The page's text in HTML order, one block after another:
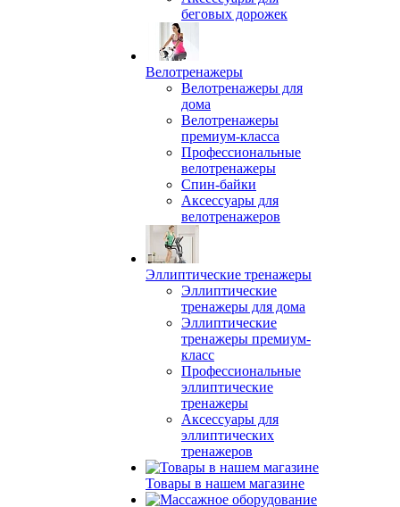
беговых дорожек
Велотренажеры
Велотренажеры для
дома
Велотренажеры
премиум-класса
Профессиональные
велотренажеры
Спин-байки
Аксессуары для
велотренажеров
Эллиптические тренажеры
Эллиптические
тренажеры для дома
Эллиптические
тренажеры премиум-
класс
Профессиональные
эллиптические
тренажеры
Аксессуары для
эллиптических
тренажеров
Товары в нашем магазине